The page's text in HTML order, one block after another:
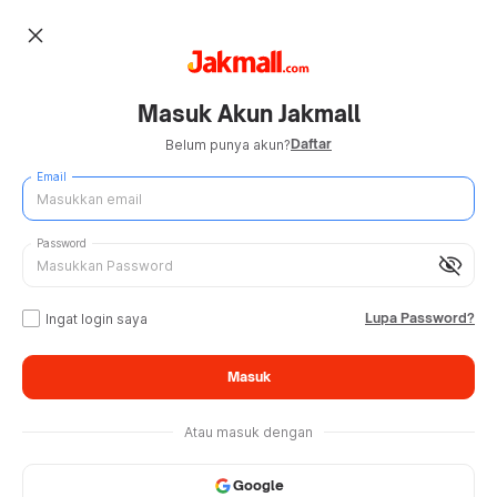
close
Masuk Akun Jakmall
Belum punya akun?Daftar
Email
visibility_off
Password
Ingat login saya Lupa Password?
Masuk
Atau masuk dengan
Google